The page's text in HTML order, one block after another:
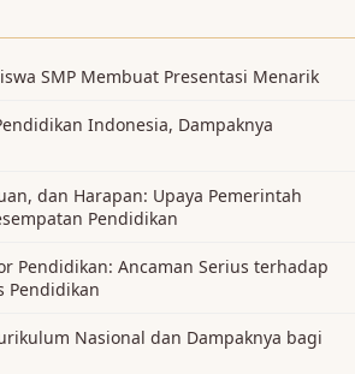
SMP Membuat Presentasi Menarik
Indonesia, Dampaknya
dan Harapan: Upaya Pemerintah
Pendidikan
Pendidikan: Ancaman Serius terhadap
Pendidikan
Nasional dan Dampaknya bagi